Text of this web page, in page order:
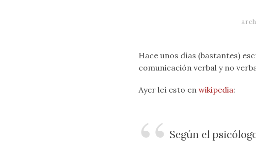
Hace unos días (bastantes)
comunicación verbal y no
Ayer leí esto en wikipedia:
Según el